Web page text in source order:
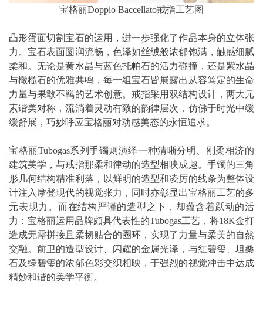
宝格丽Doppio Baccellato戒指工艺图
凸形蛋面切割宝石的运用，进一步强化了作品本身的立体张
力。宝石表面圆润流畅，色泽如丝绒般浓郁饱满，触感细腻
柔和。无论是黄水晶与蓝色托帕石的活力碰撞，还是紫水晶
与橄榄石的优雅共鸣，每一组宝石皆展露出从容笃定的生命
力量与果敢不羁的艺术创意。戒指采用双结构设计，两大元
素谐美对称，流淌着灵动有致的韵律层次，仿佛于时光中缓
缓舒展，巧妙呼应宝格丽对动感美态的永恒追求。
宝格丽Tubogas系列手镯则演绎一种清晰分明、刚柔相济的
建筑美学，与戒指那柔和律动的造型相映成趣。手镯的三角
形几何结构精准利落，以鲜明的造型和凌厉的线条为整体设
计注入摩登现代的视觉张力，同时亦彰显出宝格丽工艺的多
元表现力。而在结构严谨的造型之下，却蕴含着跃动的活
力：宝格丽运用品牌颇具代表性的Tubogas工艺，将18K金打
造成无需拼接且柔韧贴合的圈环，实现了力量与柔美的自然
交融。前卫的造型设计、闪耀的金属光泽，与红碧玺、坦桑
石及绿碧玺的浓郁色彩交织相映，于强烈的视觉冲击中达成
精妙和谐的美学平衡。